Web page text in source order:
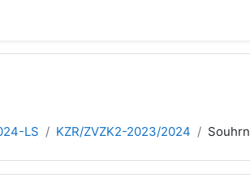
LS KZR/ZVZK2-2023/2024 Souhrn